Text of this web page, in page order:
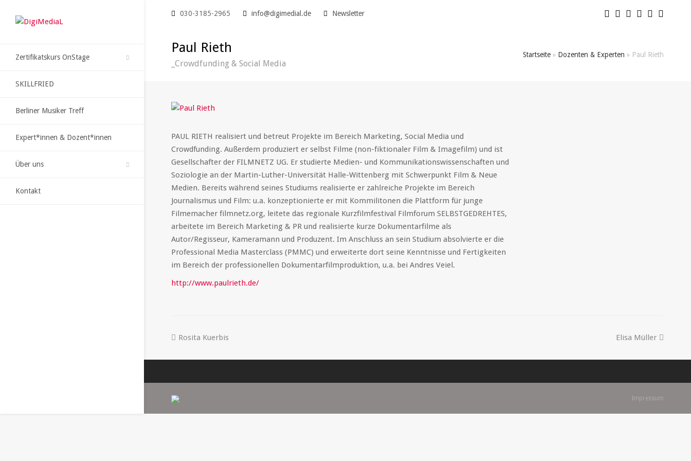
030-3185-2965 info@digimedial.de Newsletter
Zertifikatskurs OnStage
SKILLFRIED
Berliner Musiker Treff
Expert*innen & Dozent*innen
Über uns
Kontakt
Paul Rieth Startseite» Dozenten & Experten » Paul Rieth
_Crowdfunding & Social Media
PAUL RIETH realisiert und betreut Projekte im Bereich Marketing, Social Media und
Crowdfunding. Außerdem produziert er selbst Filme (non-fiktionaler Film & Imagefilm) und ist
Gesellschafter der FILMNETZ UG. Er studierte Medien- und Kommunikationswissenschaften und
Soziologie an der Martin-Luther-Universität Halle-Wittenberg mit Schwerpunkt Film & Neue
Medien. Bereits während seines Studiums realisierte er zahlreiche Projekte im Bereich
Journalismus und Film: u.a. konzeptionierte er mit Kommilitonen die Plattform für junge
Filmemacher filmnetz.org, leitete das regionale Kurzfilmfestival Filmforum SELBSTGEDREHTES,
arbeitete im Bereich Marketing & PR und realisierte kurze Dokumentarfilme als
Autor/Regisseur, Kameramann und Produzent. Im Anschluss an sein Studium absolvierte er die
Professional Media Masterclass (PMMC) und erweiterte dort seine Kenntnisse und Fertigkeiten
im Bereich der professionellen Dokumentarfilmproduktion, u.a. bei Andres Veiel.
http://www.paulrieth.de/
Rosita Kuerbis Elisa Müller
Impressum